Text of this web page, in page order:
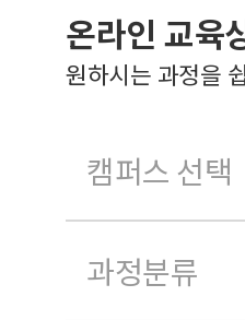
온라인 교육
원하시는 과정을